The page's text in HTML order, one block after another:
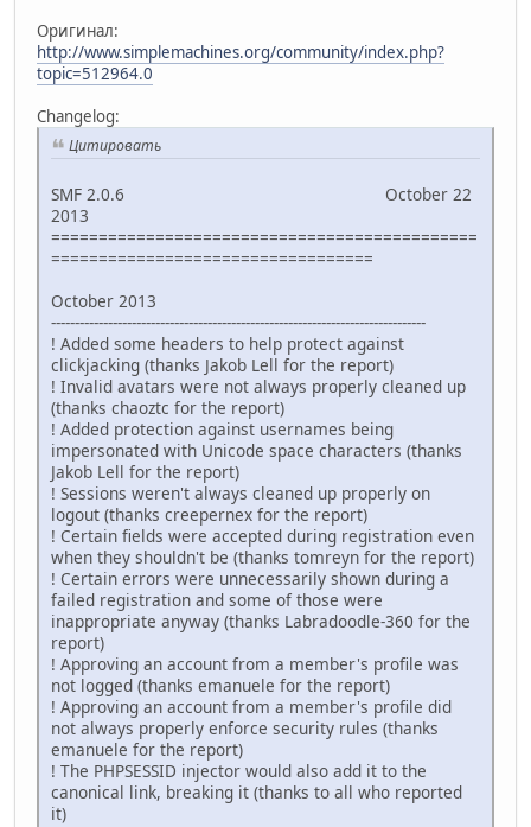
Оригинал:
http://www.simplemachines.org/community/index.php?
topic=512964.0
Changelog:
Цитировать
SMF 2.0.6 October 22
2013
=============================================
==================================
October 2013
-------------------------------------------------------------------------------
! Added some headers to help protect against
clickjacking (thanks Jakob Lell for the report)
! Invalid avatars were not always properly cleaned up
(thanks chaoztc for the report)
! Added protection against usernames being
impersonated with Unicode space characters (thanks
Jakob Lell for the report)
! Sessions weren't always cleaned up properly on
logout (thanks creepernex for the report)
! Certain fields were accepted during registration even
when they shouldn't be (thanks tomreyn for the report)
! Certain errors were unnecessarily shown during a
failed registration and some of those were
inappropriate anyway (thanks Labradoodle-360 for the
report)
! Approving an account from a member's profile was
not logged (thanks emanuele for the report)
! Approving an account from a member's profile did
not always properly enforce security rules (thanks
emanuele for the report)
! The PHPSESSID injector would also add it to the
canonical link, breaking it (thanks to all who reported
it)